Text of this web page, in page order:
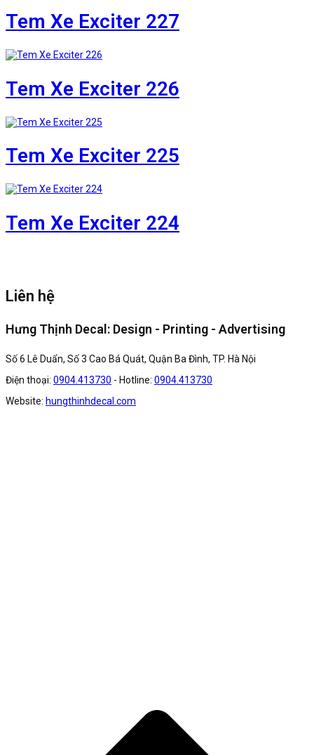
Tem Xe Exciter 227
Tem Xe Exciter 226
Tem Xe Exciter 225
Tem Xe Exciter 224
Liên hệ
Hưng Thịnh Decal: Design - Printing - Advertising
Số 6 Lê Duẩn, Số 3 Cao Bá Quát, Quận Ba Đình, TP. Hà Nội
Điện thoại: 0904.413730 - Hotline: 0904.413730
Website: hungthinhdecal.com